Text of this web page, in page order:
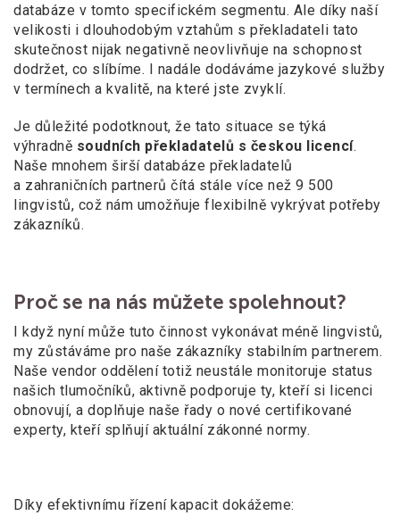
databáze v tomto specifickém segmentu. Ale díky naší
velikosti i dlouhodobým vztahům s překladateli tato
skutečnost nijak negativně neovlivňuje na schopnost
dodržet, co slíbíme. I nadále dodáváme jazykové služby
v termínech a kvalitě, na které jste zvyklí.
Je důležité podotknout, že tato situace se týká
výhradně soudních překladatelů s českou licencí.
Naše mnohem širší databáze překladatelů
a zahraničních partnerů čítá stále více než 9 500
lingvistů, což nám umožňuje flexibilně vykrývat potřeby
zákazníků.
Proč se na nás můžete spolehnout?
I když nyní může tuto činnost vykonávat méně lingvistů,
my zůstáváme pro naše zákazníky stabilním partnerem.
Naše vendor oddělení totiž neustále monitoruje status
našich tlumočníků, aktivně podporuje ty, kteří si licenci
obnovují, a doplňuje naše řady o nové certifikované
experty, kteří splňují aktuální zákonné normy.
Díky efektivnímu řízení kapacit dokážeme: